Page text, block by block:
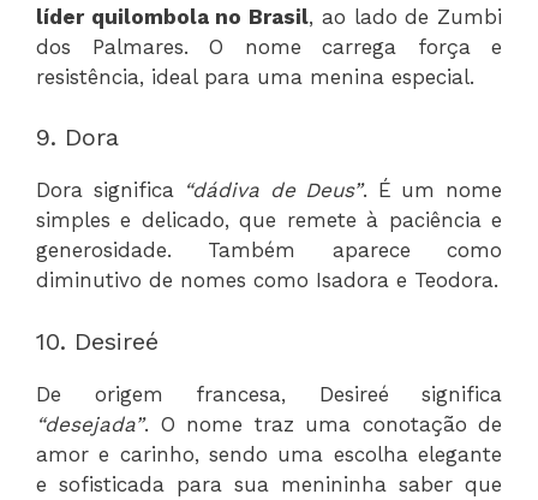
líder quilombola no Brasil, ao lado de Zumbi
dos Palmares. O nome carrega força e
resistência, ideal para uma menina especial.
9. Dora
Dora significa “dádiva de Deus”. É um nome
simples e delicado, que remete à paciência e
generosidade. Também aparece como
diminutivo de nomes como Isadora e Teodora.
10. Desireé
De origem francesa, Desireé significa
“desejada”. O nome traz uma conotação de
amor e carinho, sendo uma escolha elegante
e sofisticada para sua menininha saber que